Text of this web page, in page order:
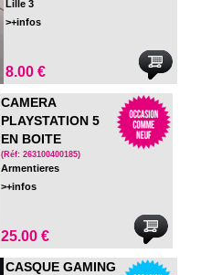
Lille 3
>+infos
8.00 €
CAMERA
PLAYSTATION 5
EN BOITE
(Réf: 263100400185)
Armentieres
>+infos
25.00 €
CASQUE GAMING